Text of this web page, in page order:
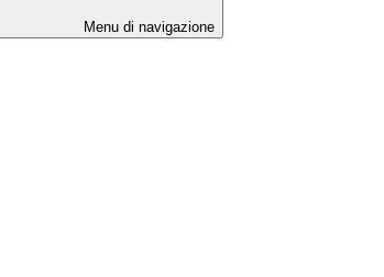
Menu di navigazione